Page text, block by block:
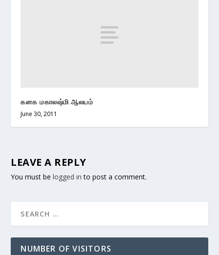
கனக மகாலஷ்மி ஆலயம்
June 30, 2011
LEAVE A REPLY
You must belogged in to post a comment.
NUMBER OF VISITORS